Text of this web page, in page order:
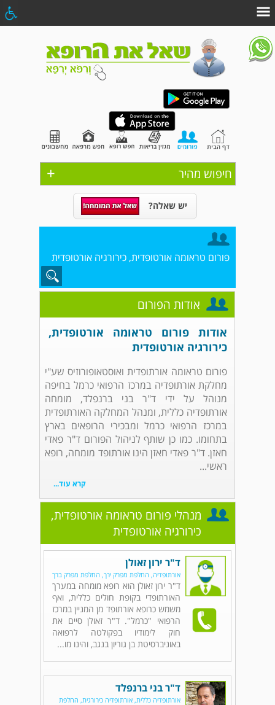
+ חיפוש מהיר
יש שאלה?
פורום טראומה אורטופדית, כירורגיה אורטופדית
אודות הפורום
אודות פורום טראומה אורטופדית,
כירורגיה אורטופדית
פורום טראומה אורתופדית ואוסטאופורוזיס שע"י
מחלקת אורתופדיה במרכז הרפואי כרמל בחיפה
מנוהל על ידי ד"ר בני ברנפלד, מומחה
אורתופדיה כללית, ומנהל המחלקה האורתופדית
במרכז הרפואי כרמל ומבכירי הרופאים בארץ
בתחומו. כמו כן שותף לניהול הפורום ד"ר פאדי
חאזן. ד"ר פאדי חאזן הינו אורתופד מומחה, רופא
ראשי...
קרא עוד...
מנהלי פורום טראומה אורטופדית,
כירורגיה אורטופדית
ד"ר ירון זאולן
אורתופדיה, החלפת מפרק ירך, החלפת מפרק ברך
ד"ר ירון זאולן הוא רופא מומחה במערך
האורתופדי בקופת חולים כללית, ואף
משמש כרופא אורתופד מן המניין במרכז
הרפואי "כרמל". ד"ר זאולן סיים את
חוק לימודיו בפקולטה לרפואה
באוניברסיטת בן גוריון בנגב, והינו מו...
ד"ר בני ברנפלד
אורתופדיה כללית, אורתופדיה כירורגית, החלפת